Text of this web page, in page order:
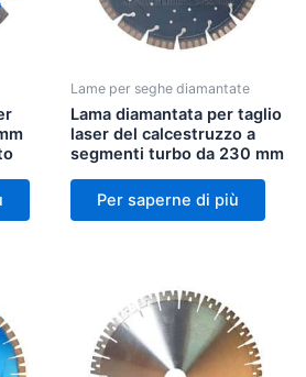
Lame per seghe diamantate
Lama diamantata per taglio
laser del calcestruzzo a
segmenti turbo da 230 mm
Per saperne di più